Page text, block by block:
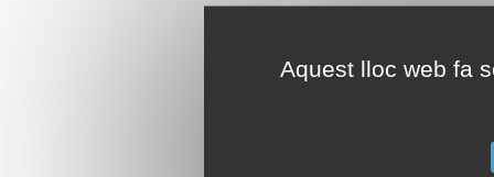
Aquest lloc web fa